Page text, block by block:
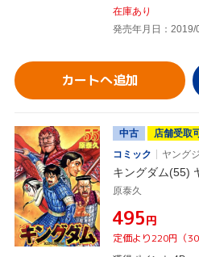
在庫あり
発売年月日：2019/
カートへ追加
中古
店舗受取
コミック
ヤング
キングダム(55)
原泰久
¥495円
定価より220円（